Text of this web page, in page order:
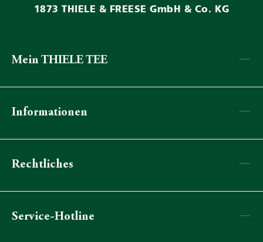
1873 THIELE & FREESE GmbH & Co. KG
Mein THIELE TEE
Informationen
Rechtliches
Service-Hotline